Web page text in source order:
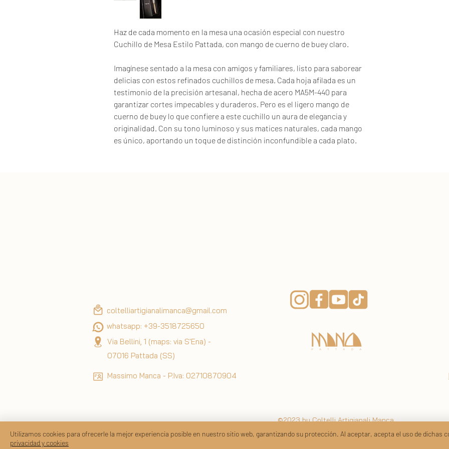
Haz de cada momento en la mesa una ocasión especial con nuestro
Cuchillo de Mesa Estilo Pattada, con mango de cuerno de buey claro.
Imagínese sentado a la mesa con amigos y familiares, listo para saborear
delicias con estos refinados cuchillos de mesa. Cada hoja afilada es un
testimonio de la precisión artesanal, hecha de acero MA5M-440 para
garantizar cortes impecables y duraderos. Pero es el ligero mango de
cuerno de buey lo que confiere a este cuchillo un aura de elegancia y
originalidad. Con su tono luminoso y sus matices naturales, cada mango
es único, aportando un toque de distinción inconfundible a cada plato.
coltelliartigianalimanca@gmail.com
whatsapp: +39-3518725650
Via Bellini, 1 (maps: via S'Ena) -
07016 Pattada (SS)
Massimo Manca - P.Iva: 02710870904
©2023 by Coltelli Artigianali Manca.
Creado y gestionado por Consulting Ad Hoc
Utilizamos cookies para ofrecerle la mejor experiencia posible en nuestro sitio web, garantizando su protección. Al aceptar, acepta el uso de dichas
privacidad y cookies